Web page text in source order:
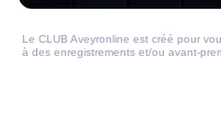
Le CLUB Aveyronline est créé pour
à des enregistrements et/ou avant-